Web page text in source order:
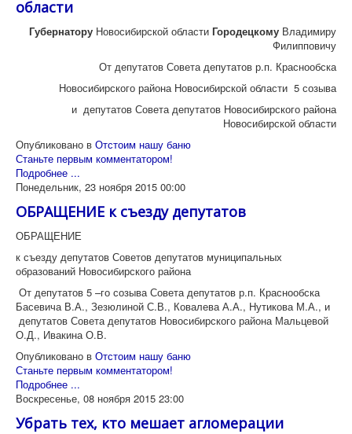
области
Губернатору Новосибирской области Городецкому Владимиру
Филипповичу
От депутатов Совета депутатов р.п. Краснообска
Новосибирского района Новосибирской области 5 созыва
и депутатов Совета депутатов Новосибирского района
Новосибирской области
Опубликовано в Отстоим нашу баню
Станьте первым комментатором!
Подробнее ...
Понедельник, 23 ноября 2015 00:00
ОБРАЩЕНИЕ к съезду депутатов
ОБРАЩЕНИЕ
к съезду депутатов Советов депутатов муниципальных
образований Новосибирского района
От депутатов 5 –го созыва Совета депутатов р.п. Краснообска
Басевича В.А., Зезюлиной С.В., Ковалева А.А., Нутикова М.А., и
депутатов Совета депутатов Новосибирского района Мальцевой
О.Д., Ивакина О.В.
Опубликовано в Отстоим нашу баню
Станьте первым комментатором!
Подробнее ...
Воскресенье, 08 ноября 2015 23:00
Убрать тех, кто мешает агломерации